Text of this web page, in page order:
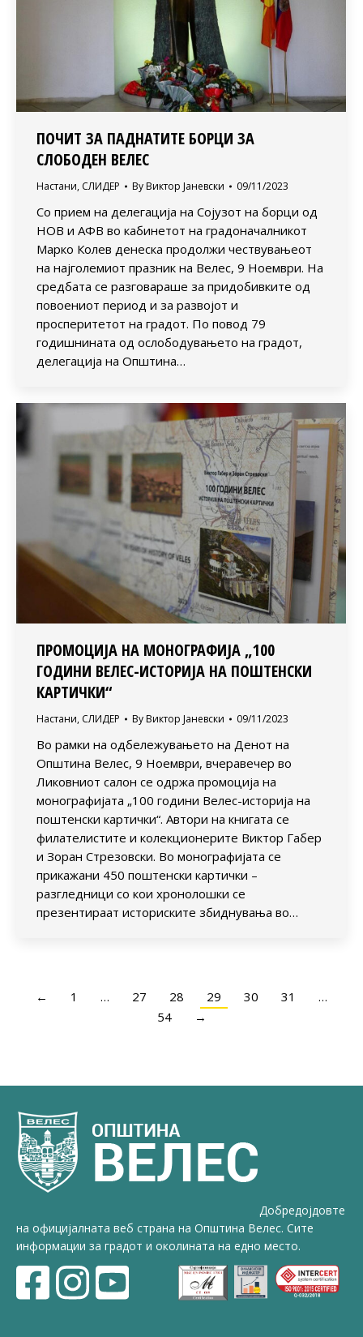
ПОЧИТ ЗА ПАДНАТИТЕ БОРЦИ ЗА
СЛОБОДЕН ВЕЛЕС
Настани, СЛИДЕР By Виктор Јаневски 09/11/2023
Со прием на делегација на Сојузот на борци од
НОВ и АФВ во кабинетот на градоначалникот
Марко Колев денеска продолжи чествувањеот
на најголемиот празник на Велес, 9 Ноември. На
средбата се разговараше за придобивките од
повоениот период и за развојот и
просперитетот на градот. По повод 79
годишнината од ослободувањето на градот,
делегација на Општина…
ПРОМОЦИЈА НА МОНОГРАФИЈА „100
ГОДИНИ ВЕЛЕС-ИСТОРИЈА НА ПОШТЕНСКИ
КАРТИЧКИ“
Настани, СЛИДЕР By Виктор Јаневски 09/11/2023
Во рамки на одбележувањето на Денот на
Општина Велес, 9 Ноември, вчеравечер во
Ликовниот салон се одржа промоција на
монографијата „100 години Велес-историја на
поштенски картички“. Автори на книгата се
филателистите и колекционерите Виктор Габер
и Зоран Стрезовски. Во монографијата се
прикажани 450 поштенски картички –
разгледници со кои хронолошки се
презентираат историските збиднувања во…
← 1 … 27 28 29 30 31
…
54
→
Добредојдовте
на официјалната веб страна на Општина Велес. Сите
информации за градот и околината на едно место.